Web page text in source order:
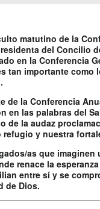
matutino de la
del Concilio
en la Conferencia
tan importante como
de la Conferencia
en las palabras del
de la audaz
y nuestra
as que imaginen
renace la
entre sí y se
de Dios.